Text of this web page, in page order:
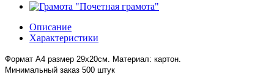
Описание
Характеристики
Формат А4 размер 29х20см. Материал: картон.
Минимальный заказ 500 штук